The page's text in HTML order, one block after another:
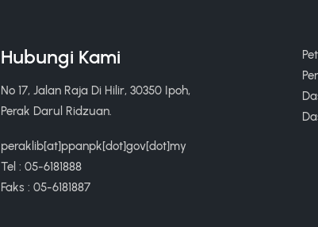
Hubungi Kami
No 17, Jalan Raja Di Hilir, 30350 Ipoh,
Perak Darul Ridzuan.
peraklib[at]ppanpk[dot]gov[dot]my
Tel : 05-6181888
Faks : 05-6181887